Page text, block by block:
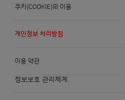
쿠키(COOKIE)의 이용
개인정보 처리방침
이용 약관
정보보호 관리체계